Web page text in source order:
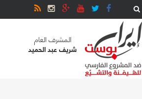
المشرف العام
شريف عبد الحميد